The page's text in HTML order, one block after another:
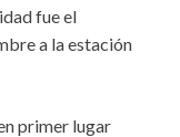
fue el
a la estación
primer lugar